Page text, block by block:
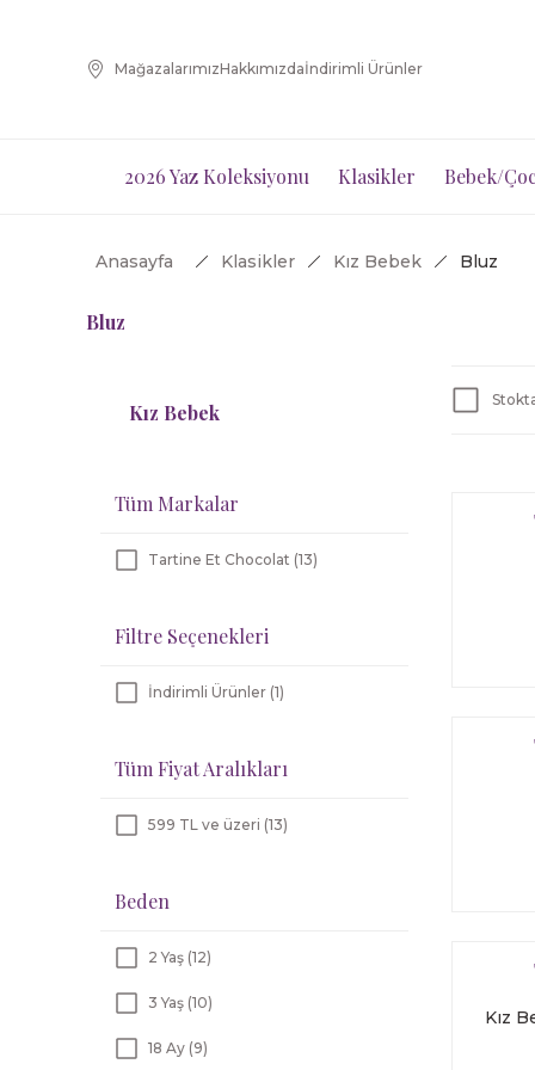
MağazalarımızHakkımızdaİndirimli Ürünler
2026 Yaz Koleksiyonu Klasikler Bebek/
Anasayfa Klasikler Kız Bebek Bluz
Bluz
Kız Bebek
Tüm Markalar
Tartine Et Chocolat (13)
Filtre Seçenekleri
İndirimli Ürünler (1)
Tüm Fiyat Aralıkları
599 TL ve üzeri (13)
Beden
2 Yaş (12)
3 Yaş (10)
18 Ay (9)
Kız